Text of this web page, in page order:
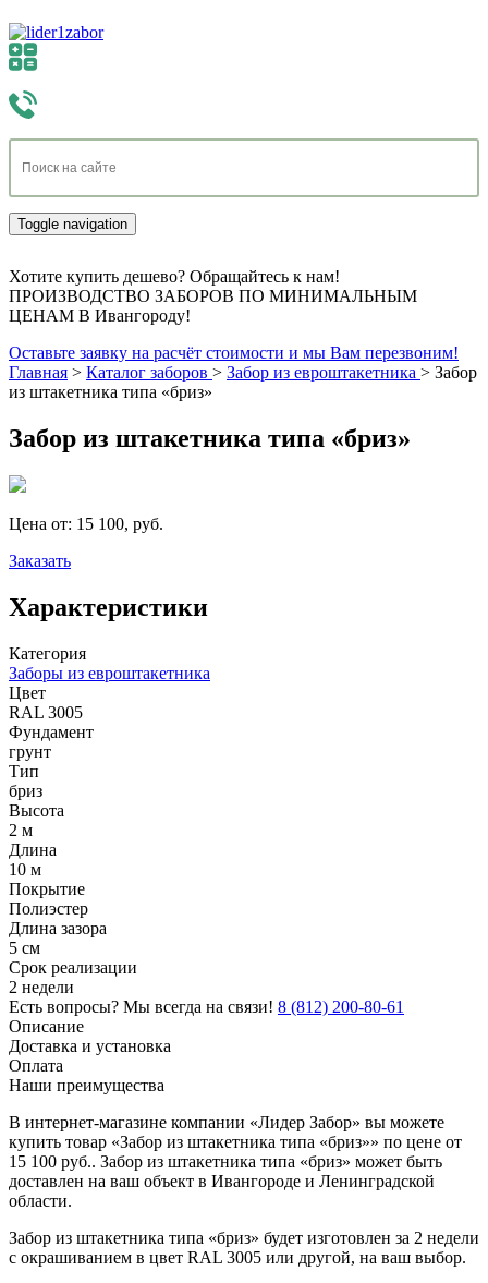
Toggle navigation
Хотите купить дешево? Обращайтесь к нам!
ПРОИЗВОДСТВО ЗАБОРОВ ПО МИНИМАЛЬНЫМ
ЦЕНАМ В Ивангороду!
Оставьте заявку на расчёт стоимости и мы Вам перезвоним!
Главная > Каталог заборов > Забор из евроштакетника > Забор
из штакетника типа «бриз»
Забор из штакетника типа «бриз»
Цена от: 15 100, руб.
Заказать
Характеристики
Категория
Заборы из евроштакетника
Цвет
RAL 3005
Фундамент
грунт
Тип
бриз
Высота
2 м
Длина
10 м
Покрытие
Полиэстер
Длина зазора
5 см
Срок реализации
2 недели
Есть вопросы? Мы всегда на связи! 8 (812) 200-80-61
Описание
Доставка и установка
Оплата
Наши преимущества
В интернет-магазине компании «Лидер Забор» вы можете
купить товар «Забор из штакетника типа «бриз»» по цене от
15 100 руб.. Забор из штакетника типа «бриз» может быть
доставлен на ваш объект в Ивангороде и Ленинградской
области.
Забор из штакетника типа «бриз» будет изготовлен за 2 недели
с окрашиванием в цвет RAL 3005 или другой, на ваш выбор.